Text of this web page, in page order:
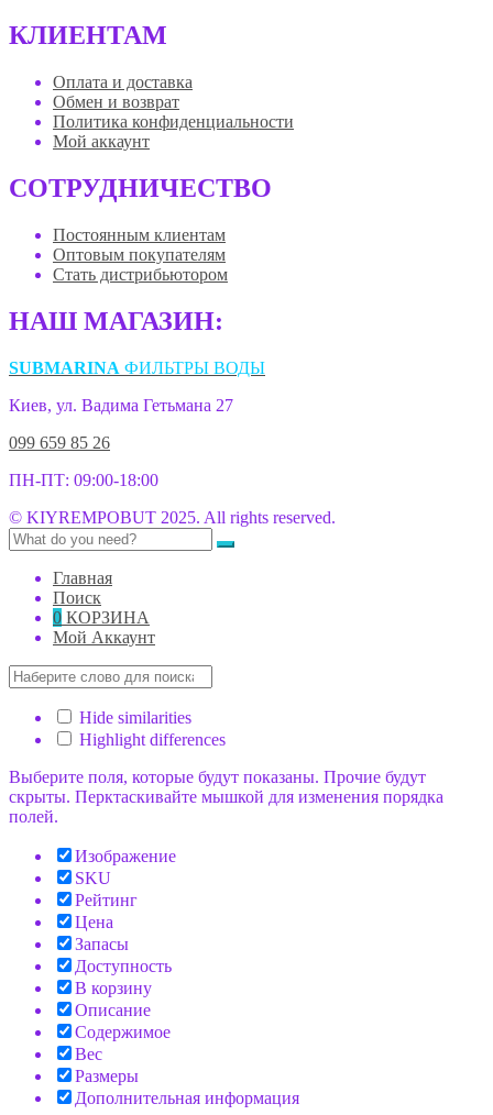
КЛИЕНТАМ
Оплата и доставка
Обмен и возврат
Политика конфиденциальности
Мой аккаунт
СОТРУДНИЧЕСТВО
Постоянным клиентам
Оптовым покупателям
Стать дистрибьютором
НАШ МАГАЗИН:
SUBMARINA ФИЛЬТРЫ ВОДЫ
Киев, ул. Вадима Гетьмана 27
099 659 85 26
ПН-ПТ: 09:00-18:00
© KIYREMPOBUT 2025. All rights reserved.
Главная
Поиск
0 КОРЗИНА
Мой Аккаунт
Hide similarities
Highlight differences
Выберите поля, которые будут показаны. Прочие будут
скрыты. Перктаскивайте мышкой для изменения порядка
полей.
Изображение
SKU
Рейтинг
Цена
Запасы
Доступность
В корзину
Описание
Содержимое
Вес
Размеры
Дополнительная информация